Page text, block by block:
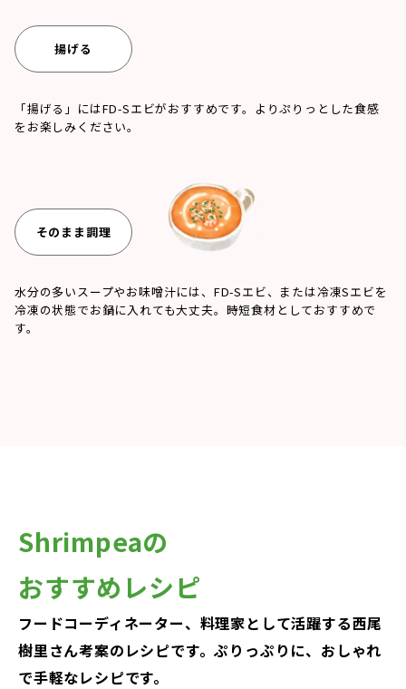
揚げる
「揚げる」にはFD-Sエビがおすすめです。よりぷりっとした食感
をお楽しみください。
そのまま調理
水分の多いスープやお味噌汁には、FD-Sエビ、または冷凍Sエビを
冷凍の状態でお鍋に入れても大丈夫。時短食材としておすすめで
す。
Shrimpeaの
おすすめレシピ
フードコーディネーター、料理家として活躍する西尾
樹里さん考案のレシピです。ぷりっぷりに、おしゃれ
で手軽なレシピです。